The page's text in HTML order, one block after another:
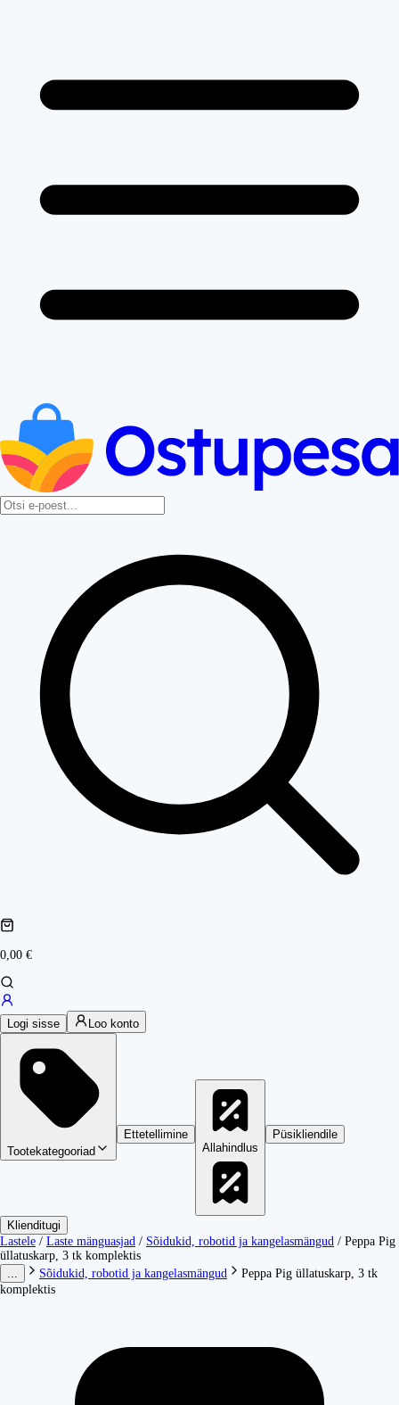
0,00 €
Logi sisse Loo konto
Tootekategooriad
Ettetellimine
Allahindlus
Püsikliendile
Klienditugi
Lastele / Laste mänguasjad / Sõidukid, robotid ja kangelasmängud / Peppa Pig
üllatuskarp, 3 tk komplektis
Sõidukid, robotid ja kangelasmängud
Peppa Pig üllatuskarp, 3 tk
komplektis